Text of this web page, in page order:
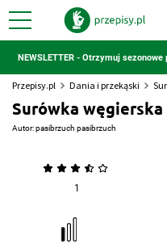
NEWSLETTER - Otrzymuj
Przepisy.pl Dania i przekąski
Surówka
Autor:pasibrzuch pasibrzuch
1